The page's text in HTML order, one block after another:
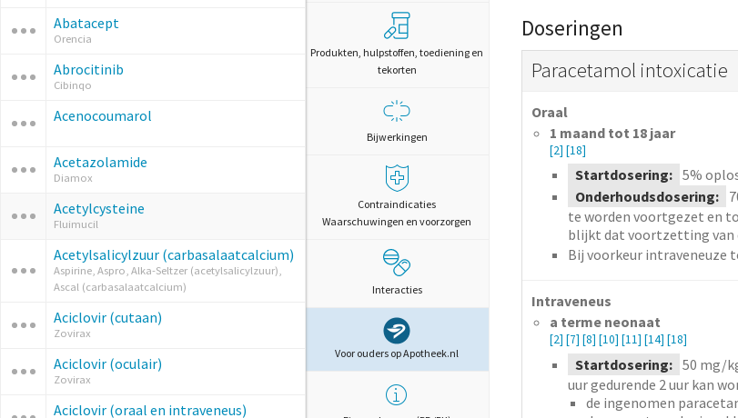
Abatacept
Orencia
Abrocitinib
Cibinqo
Acenocoumarol
Acetazolamide
Diamox
Acetylcysteine
Fluimucil
Acetylsalicylzuur (carbasalaatcalcium)
Aspirine, Aspro, Alka-Seltzer (acetylsalicylzuur),
Ascal (carbasalaatcalcium)
Aciclovir (cutaan)
Zovirax
Aciclovir (oculair)
Zovirax
Aciclovir (oraal en intraveneus)
Produkten, hulpstoffen, toediening en
tekorten
Bijwerkingen
Contraindicaties
Waarschuwingen en voorzorgen
Interacties
Voor ouders op Apotheek.nl
Doseringen
Paracetamol intoxicatie
Oraal
1 maand tot 18 jaar
[2] [18]
Startdosering: 5%
Onderhoudsdosering:
te worden voortgezet en
blijkt dat voortzetting van
Bij voorkeur intraveneuze
Intraveneus
a terme neonaat
[2] [7] [8] [10] [11] [14] [18]
Startdosering: 50 mg/
uur gedurende 2 uur kan
de ingenomen